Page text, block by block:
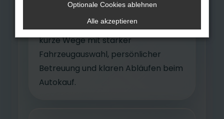
unseren Standort in Kamen
besonders schnell. So verbinden Sie
kurze Wege mit starker
Fahrzeugauswahl, persönlicher
Betreuung und klaren Abläufen beim
Autokauf.
Optionale Cookies ablehnen
Alle akzeptieren